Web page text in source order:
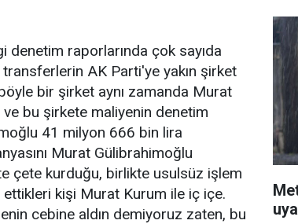
denetim raporlarında çok sayıda
AK Parti'ye yakın şirket
bir şirket aynı zamanda Murat
bu şirkete maliyenin denetim
41 milyon 666 bin lira
Murat Gülibrahimoğlu
çete kurduğu, birlikte usulsüz işlem
ettikleri kişi Murat Kurum ile iç içe.
cebine aldın demiyoruz zaten, bu